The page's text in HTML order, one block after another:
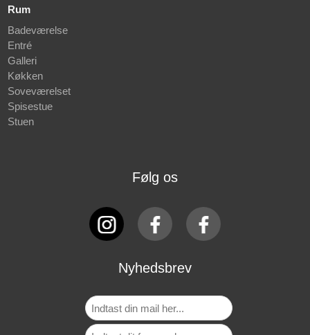
Rum
Badeværelse
Entré
Galleri
Køkken
Soveværelset
Spisestue
Stuen
Følg os
Nyhedsbrev